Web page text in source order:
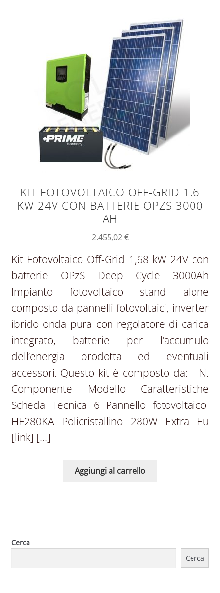
KIT FOTOVOLTAICO OFF-GRID 1.6
KW 24V CON BATTERIE OPZS 3000
AH
2.455,02€
Kit Fotovoltaico Off-Grid 1,68 kW 24V con
batterie OPzS Deep Cycle 3000Ah
Impianto fotovoltaico stand alone
composto da pannelli fotovoltaici, inverter
ibrido onda pura con regolatore di carica
integrato, batterie per l’accumulo
dell’energia prodotta ed eventuali
accessori. Questo kit è composto da: N.
Componente Modello Caratteristiche
Scheda Tecnica 6 Pannello fotovoltaico
HF280KA Policristallino 280W Extra Eu
[link] […]
Aggiungi al carrello
Cerca
Cerca